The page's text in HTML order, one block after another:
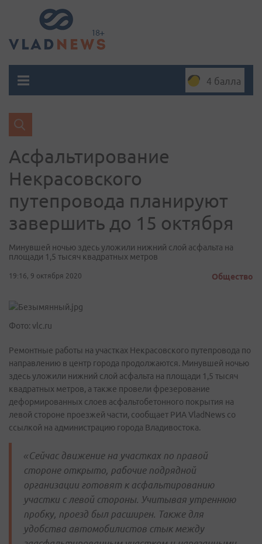
4 балла
Асфальтирование
Некрасовского
путепровода планируют
завершить до 15 октября
Минувшей ночью здесь уложили нижний слой асфальта на
площади 1,5 тысяч квадратных метров
19:16, 9 октября 2020 Общество
Фото: vlc.ru
Ремонтные работы на участках Некрасовского путепровода по
направлению в центр города продолжаются. Минувшей ночью
здесь уложили нижний слой асфальта на площади 1,5 тысяч
квадратных метров, а также провели фрезерование
деформированных слоев асфальтобетонного покрытия на
левой стороне проезжей части, сообщает РИА VladNews со
ссылкой на администрацию города Владивостока.
«Сейчас движение на участках по правой
стороне открыто, рабочие подрядной
организации готовят к асфальтированию
участки с левой стороны. Учитывая утреннюю
пробку, проезд был расширен. Также для
удобства автомобилистов стык между